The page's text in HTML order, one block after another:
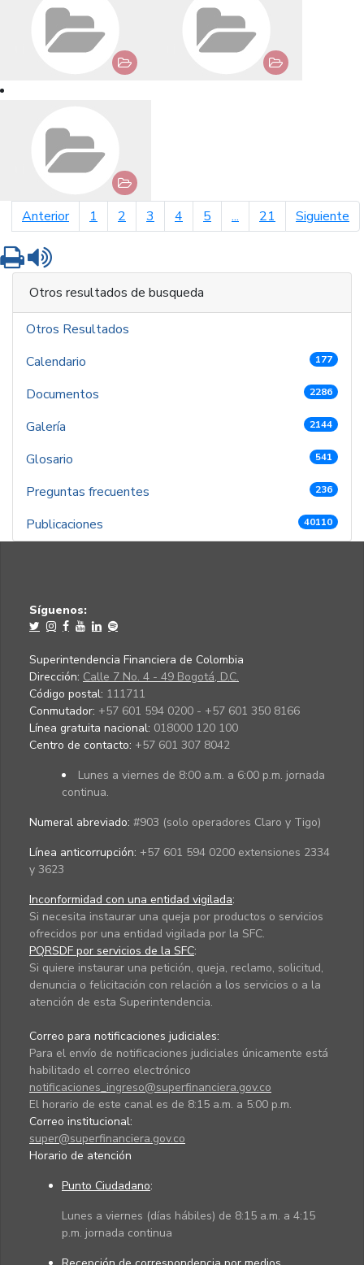
Anteriorpágina anterior
1 2 3 4 5 ... 21 Siguiente
Imprimir
Otros resultados de busqueda
Otros Resultados
Calendario
177
Documentos 2286
Galería 2144
Glosario 541
Preguntas frecuentes 236
Publicaciones 40110
Síguenos:
Superintendencia Financiera de Colombia
Dirección: Calle 7 No. 4 - 49 Bogotá, D.C.
Código postal: 111711
Conmutador: +57 601 594 0200 - +57 601 350 8166
Línea gratuita nacional: 018000 120 100
Centro de contacto: +57 601 307 8042
Lunes a viernes de 8:00 a.m. a 6:00 p.m. jornada
continua.
Numeral abreviado: #903 (solo operadores Claro y Tigo)
Línea anticorrupción: +57 601 594 0200 extensiones 2334
y 3623
Inconformidad con una entidad vigilada:
Si necesita instaurar una queja por productos o servicios
ofrecidos por una entidad vigilada por la SFC.
PQRSDF por servicios de la SFC:
Si quiere instaurar una petición, queja, reclamo, solicitud,
denuncia o felicitación con relación a los servicios o a la
atención de esta Superintendencia.
Correo para notificaciones judiciales:
Para el envío de notificaciones judiciales únicamente está
habilitado el correo electrónico
notificaciones_ingreso@superfinanciera.gov.co
El horario de este canal es de 8:15 a.m. a 5:00 p.m.
Correo institucional:
super@superfinanciera.gov.co
Horario de atención
Punto Ciudadano:
Lunes a viernes (días hábiles) de 8:15 a.m. a 4:15
p.m. jornada continua